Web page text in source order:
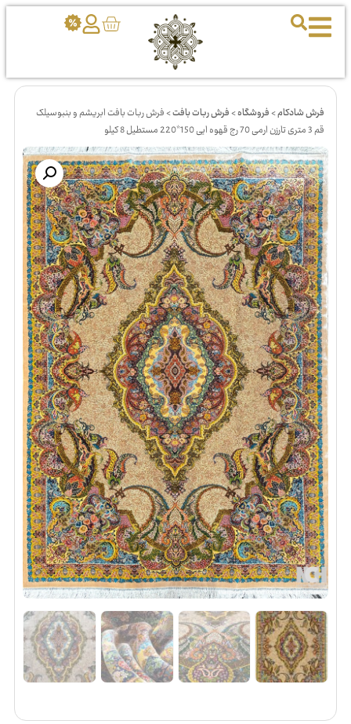
فرش شادکام>فروشگاه>فرش ربات بافت>فرش ربات بافت ابریشم و بنبوسیلک
قم 3 متری تارزن ارمی 70 رج قهوه ایی 150*220 مستطیل 8 کیلو